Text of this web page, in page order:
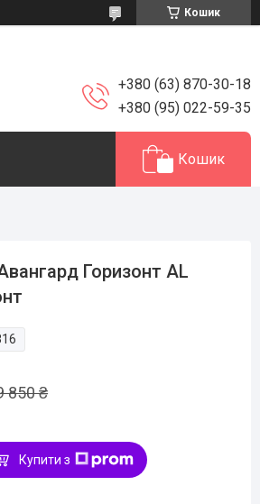
Кошик
+380 (63) 870-30-18
+380 (95) 022-59-35
Кошик
Горизонт AL
850 ₴
Купити з